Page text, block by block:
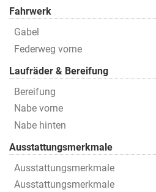
Fahrwerk
Gabel
Federweg vorne
Laufräder & Bereifung
Bereifung
Nabe vorne
Nabe hinten
Ausstattungsmerkmale
Ausstattungsmerkmale
Ausstattungsmerkmale